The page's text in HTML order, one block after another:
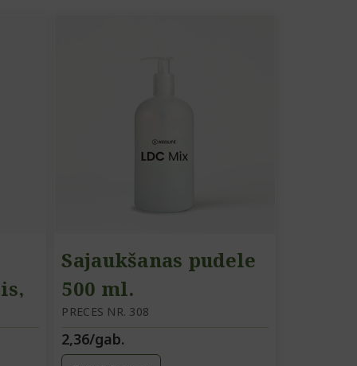
Sajaukšanas pudele
500 ml.
PRECES NR. 308
2,36/gab.